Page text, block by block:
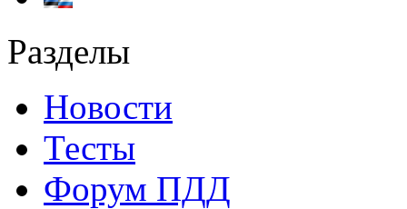
Разделы
Новости
Тесты
Форум ПДД